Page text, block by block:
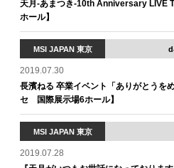
天月-あまつき-10th Anniversary LIVE
ホール】
MSI JAPAN 東京
2019.07.30
長濱ねる 卒業イベント「ありがとうを
セ 国際展示場6ホール】
MSI JAPAN 東京
2019.07.28